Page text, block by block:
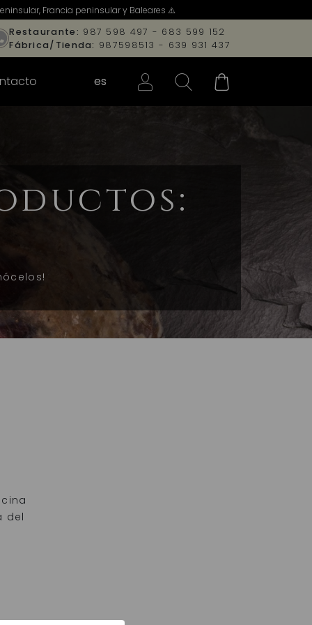
Francia peninsular y Baleares ⚠️
Restaurante: 987 598 497 - 683 599 152
Fábrica/Tienda: 987598513 - 639 931 437
es
del